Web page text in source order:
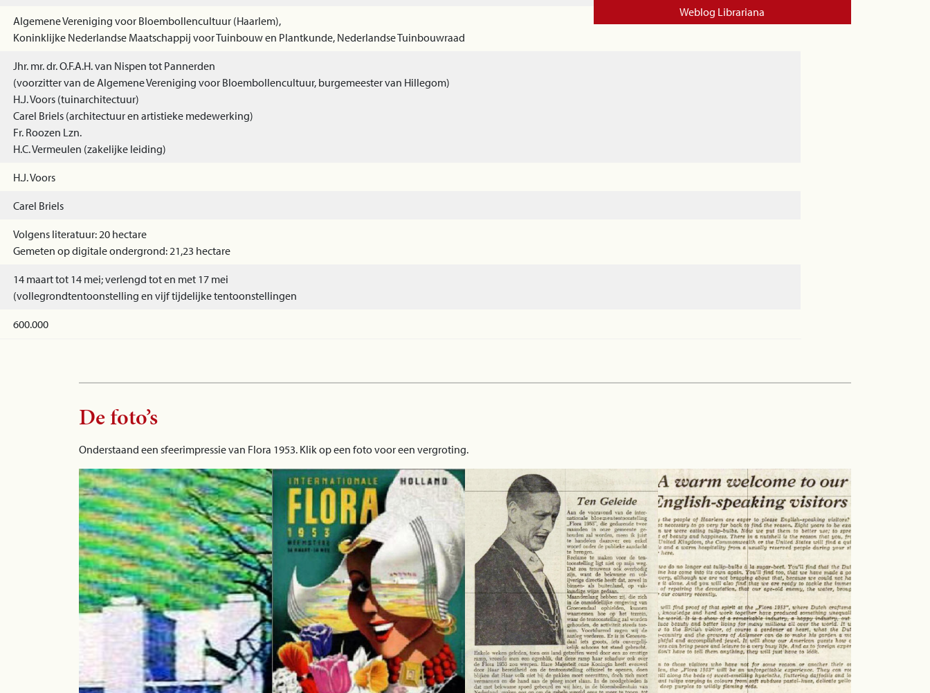
Algemene Vereniging voor Bloembollencultuur (Haarlem),
Koninklijke Nederlandse Maatschappij voor Tuinbouw en Plantkunde, Nederlandse Tuinbouwraad
Jhr. mr. dr. O.F.A.H. van Nispen tot Pannerden
(voorzitter van de Algemene Vereniging voor Bloembollencultuur, burgemeester van Hillegom)
H.J. Voors (tuinarchitectuur)
Carel Briels (architectuur en artistieke medewerking)
Fr. Roozen Lzn.
H.C. Vermeulen (zakelijke leiding)
H.J. Voors
Carel Briels
Volgens literatuur: 20 hectare
Gemeten op digitale ondergrond: 21,23 hectare
14 maart tot 14 mei; verlengd tot en met 17 mei
(vollegrondtentoonstelling en vijf tijdelijke tentoonstellingen
600.000
Weblog Librariana
De foto’s
Onderstaand een sfeerimpressie van Flora 1953. Klik op een foto voor een vergroting.